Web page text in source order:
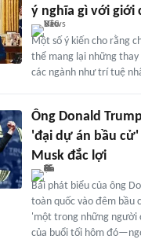
ý nghĩa gì với giới
Một số ý kiến cho rằng
thể mang lại những
các ngành như trí tuệ
Ông Donald
'đại dự án bầu
Musk đắc lợi
Bài phát biểu của ông
toàn quốc vào đêm bầu
'một trong những người
của buổi tối hôm